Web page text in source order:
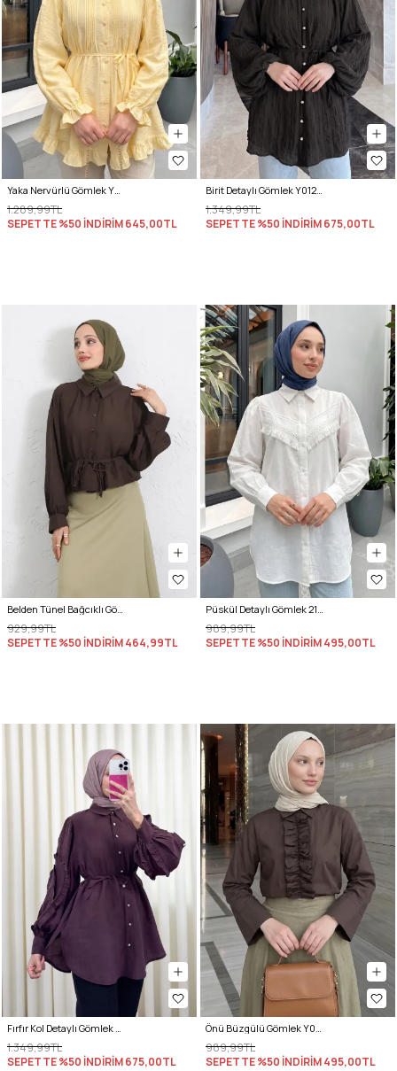
Yaka Nervürlü Gömlek Y0109 - AÇIK SARI
1.289,99TL
SEPETTE %50 İNDİRİM645,00TL
Birit Detaylı Gömlek Y0122 - A. KAHVE
1.349,99TL
SEPETTE %50 İNDİRİM675,00TL
Belden Tünel Bağcıklı Gömlek Y0117 - KAHVERENGİ
929,99TL
SEPETTE %50 İNDİRİM464,99TL
Püskül Detaylı Gömlek 2109 - BEYAZ
989,99TL
SEPETTE %50 İNDİRİM495,00TL
Fırfır Kol Detaylı Gömlek 0061 - MÜRDÜM
1.349,99TL
SEPETTE %50 İNDİRİM675,00TL
Önü Büzgülü Gömlek Y0125 - KAHVERENGİ
989,99TL
SEPETTE %50 İNDİRİM495,00TL